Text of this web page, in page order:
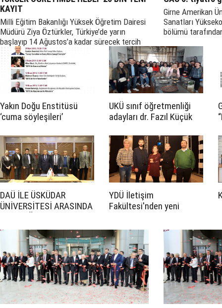
KAYIT
Milli Eğitim Bakanlığı Yüksek Öğretim Dairesi
Müdürü Ziya Öztürkler, Türkiye’de yarın
başlayıp 14 Ağustos’a kadar sürecek tercih
dönemi öncesinde Ada TV’ye çarpıcı
açıklamalarda bulundu.
Girne Amerikan
Sanatları
bölümü
Niyetine” oyunu
Yakın Doğu Enstitüsü
‘cuma söyleşileri’
UKÜ sınıf öğretmenliği
adayları dr. Fazıl Küçük
DAÜ İLE ÜSKÜDAR
ÜNİVERSİTESİ ARASINDA
İMZALANDI
YDÜ İletişim
Fakültesi'nden yeni